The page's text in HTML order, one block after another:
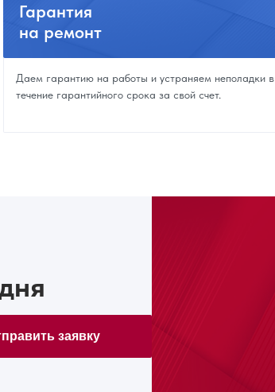
Гарантия
на ремонт
Даем гарантию на работы и устраняем неполадки в
течение гарантийного срока за свой счет.
заявку